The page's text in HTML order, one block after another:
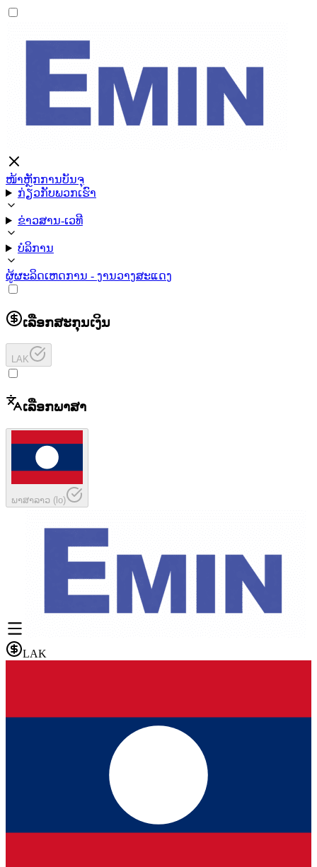
ໜ້າຫຼັກການບັນຈຸ
ກ່ຽວກັບພວກເຮົາ
ຂ່າວສານ-ເວທີ
ບໍລິການ
ຜູ້ຜະລິດເຫດການ - ງານວາງສະແດງ
ເລືອກສະກຸນເງິນ
LAK
ເລືອກພາສາ
ພາສາລາວ (lo)
LAK